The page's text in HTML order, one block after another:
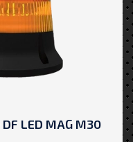
LED MAG M30